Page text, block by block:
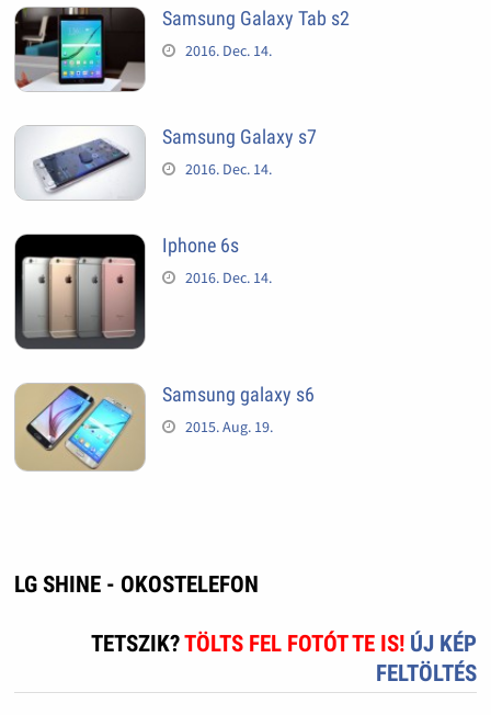
Samsung Galaxy Tab s2
2016. Dec. 14.
Samsung Galaxy s7
2016. Dec. 14.
Iphone 6s
2016. Dec. 14.
Samsung galaxy s6
2015. Aug. 19.
LG SHINE - OKOSTELEFON
TETSZIK?TÖLTS FEL FOTÓT TE IS! ÚJ KÉP
FELTÖLTÉS